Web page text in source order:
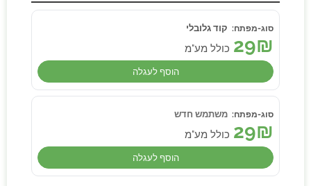
קוד גלובלי
29₪ כולל מע"מ
הוסף לעגלה
משתמש חדש
29₪ כולל מע"מ
הוסף לעגלה